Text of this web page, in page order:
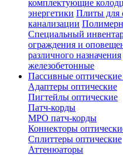
комплектующие
энергетики Плиты для
канализации
Специальный
ограждения и
различного назначения
железобетонные
Пассивные
Адаптеры оптические
Пигтейлы оптические
Патч-корды
MPO патч-корды
Коннекторы
Сплиттеры оптические
Аттенюаторы